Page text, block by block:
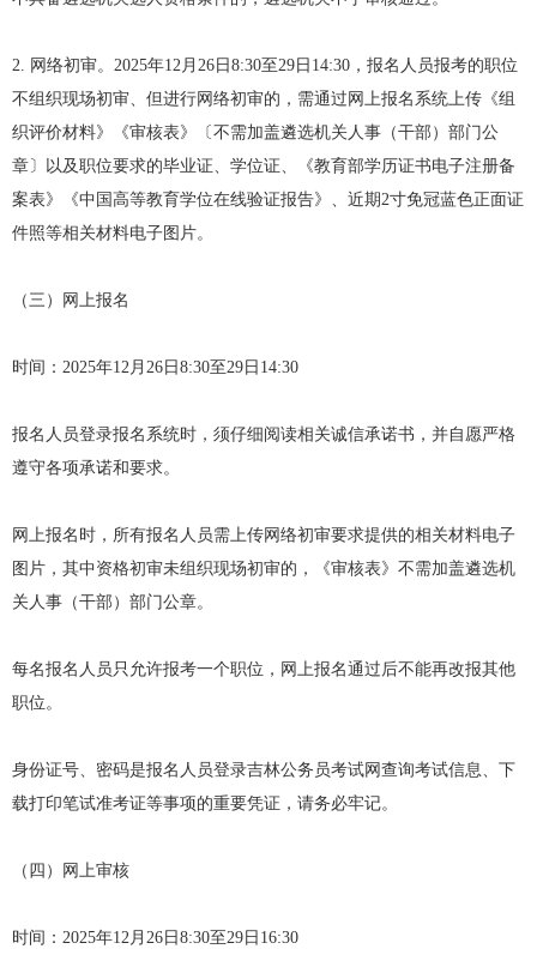
2. 网络初审。2025年12月26日8:30至29日14:30，报名人员报考的职位
不组织现场初审、但进行网络初审的，需通过网上报名系统上传《组
织评价材料》《审核表》〔不需加盖遴选机关人事（干部）部门公
章〕以及职位要求的毕业证、学位证、《教育部学历证书电子注册备
案表》《中国高等教育学位在线验证报告》、近期2寸免冠蓝色正面证
件照等相关材料电子图片。
（三）网上报名
时间：2025年12月26日8:30至29日14:30
报名人员登录报名系统时，须仔细阅读相关诚信承诺书，并自愿严格
遵守各项承诺和要求。
网上报名时，所有报名人员需上传网络初审要求提供的相关材料电子
图片，其中资格初审未组织现场初审的，《审核表》不需加盖遴选机
关人事（干部）部门公章。
每名报名人员只允许报考一个职位，网上报名通过后不能再改报其他
职位。
身份证号、密码是报名人员登录吉林公务员考试网查询考试信息、下
载打印笔试准考证等事项的重要凭证，请务必牢记。
（四）网上审核
时间：2025年12月26日8:30至29日16:30